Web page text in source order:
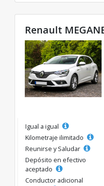
Renault
Igual a igual
Kilometraje ilimitado
Reunirse y Saludar
Depósito en efectivo
aceptado
Conductor adicional